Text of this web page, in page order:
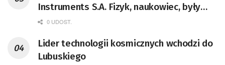
Instruments S.A. Fizyk, naukowiec, były
pracownik CERN w Genewie,
doktor habilitowany nauk fizycznych,
koordynator Rady Sektorowej ds.
0 UDOST.
Lider technologii kosmicznych wchodzi do
Lubuskiego